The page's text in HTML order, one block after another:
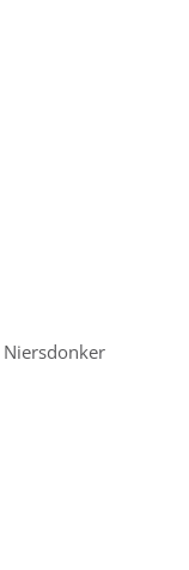
Niersdonker